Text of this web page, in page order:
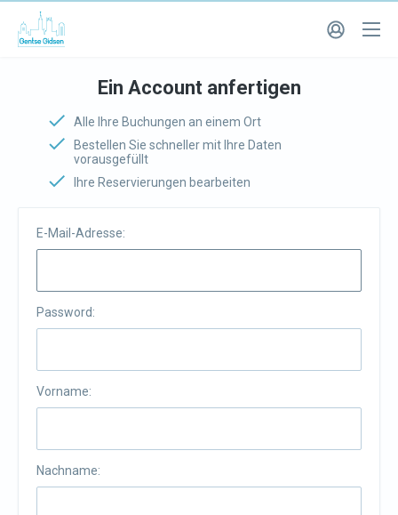
Ein Account anfertigen
Alle Ihre Buchungen an einem Ort
Bestellen Sie schneller mit Ihre Daten
vorausgefüllt
Ihre Reservierungen bearbeiten
E-Mail-Adresse:
Password:
Vorname:
Nachname: